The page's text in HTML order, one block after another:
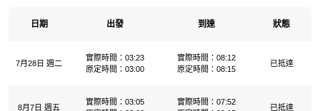
日期 出發 到達 狀態
7月28日 週二
實際時間：03:23
原定時間：03:00
實際時間：08:12
原定時間：08:15
已抵達
8月7日 週五
實際時間：03:05
實際時間：07:52
已抵達